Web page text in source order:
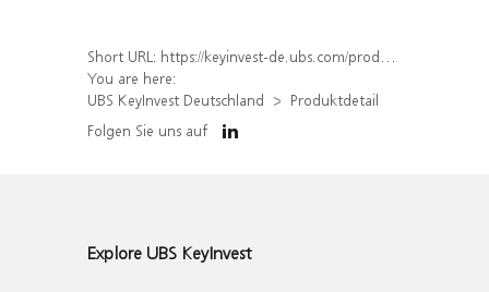
Short URL: https://keyinvest-de.ubs.com/produkt/detail/index/isin/DE000WA8CPZ5
You are here:
UBS KeyInvest Deutschland
Produktdetail
Folgen Sie uns auf
Explore UBS KeyInvest